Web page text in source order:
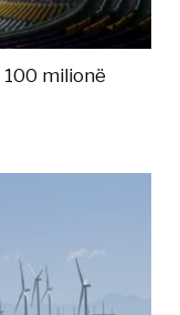
100 milionë